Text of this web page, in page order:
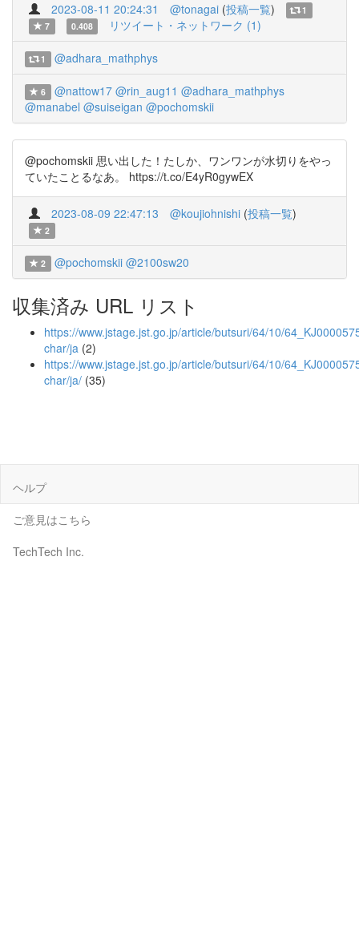
2023-08-11 20:24:31 @tonagai (投稿一覧)
1
7
0.408 リツイート・ネットワーク (1)
1 @adhara_mathphys
6 @nattow17 @rin_aug11 @adhara_mathphys
@manabel @suiseigan @pochomskii
@pochomskii 思い出した！たしか、ワンワンが水切りをやっ
ていたことるなあ。 https://t.co/E4yR0gywEX
2023-08-09 22:47:13 @koujiohnishi (投稿一覧)
2
2 @pochomskii @2100sw20
収集済み URL リスト
https://www.jstage.jst.go.jp/article/butsuri/64/10/
char/ja (2)
https://www.jstage.jst.go.jp/article/butsuri/64/10/
char/ja/ (35)
ヘルプ
ご意見はこちら
TechTech Inc.